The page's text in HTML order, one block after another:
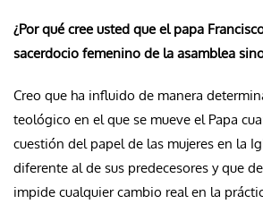
¿Por qué cree usted que el papa
sacerdocio femenino de la asamblea
Creo que ha influido de manera
teológico en el que se mueve el Papa
cuestión del papel de las mujeres en la
diferente al de sus predecesores y que
impide cualquier cambio real en la